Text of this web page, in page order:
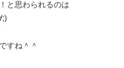
と思わられるのは
すね＾＾